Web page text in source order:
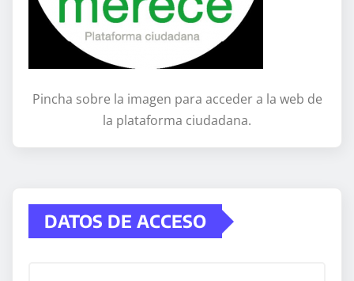
Pincha sobre la imagen para acceder a la web de
la plataforma ciudadana.
DATOS DE ACCESO